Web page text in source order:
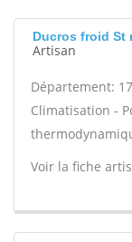
Ducros froid St
Artisan
Département: 17
Climatisation -
Voir la fiche